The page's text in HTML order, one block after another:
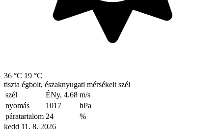
36 °C 19 °C
tiszta égbolt, északnyugati mérsékelt szél
szél
ÉNy, 4.68 m/s
nyomás
1017
hPa
páratartalom 24
%
kedd 11. 8. 2026